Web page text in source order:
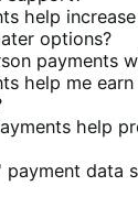
help
options?
payments
help me
help
payment data